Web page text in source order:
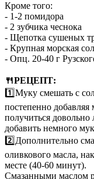
Кроме того:
- 1-2 помидора
- 2 зубчика чеснока
- Щепотка сушеных
- Крупная морская
- Опц. 20-40 г
🍴РЕЦЕПТ:
1️⃣Муку смешать с
постепенно
получиться
добавить немного
2️⃣Дополнительно
оливкового масла,
месте (40-60 минут).
Смазанными маслом